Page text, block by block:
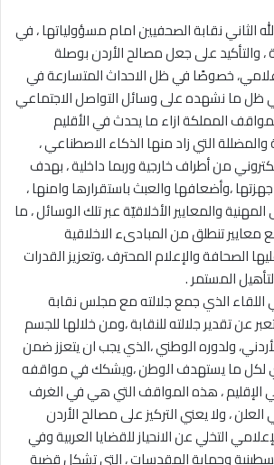
الثاني نقابة الصحفيين امام مسؤولياتها ، في
، والتأكيد على جعل مصالح الأردن بوصلة
خصوصًا في ظل الاحداث المتسارعة في
ظل ما نشهده على وسائل التواصل الاجتماعي
المملكة ازاء ما يحدث في الأقليم
والمضللة التي زاد منها الذكاء الاصطناعي ،
من أطراف خارجية وربما داخلية ، بهدف
،وأضعافها والعبث باستقرارها وامنها ،
والمعايير الأخلاقيّة عبر تلك الوسائل ، ما
تنطلق من المبادىء الاخلاقية
الصحافة والإعلام المحترف ،وتعزيز القدرات
المستمر .
اللقاء الذي جمع جلالته مع مجلس نقابة
عن تقدير جلالته للنقابة ،ومن خلالها للجسم
ولدوره الوطني ،الذي يجب ان يتعزز ضمن
لكل ما يستهدف الوطن ،ويشكك في مواقفه
الإقليم ، هذه المواقف التي هي في الغرف
، ولا يعني التركيز على مصالح الأردن
التخلي عن الانحياز للقضايا العربية وفي
وحماية المقدسات ، التي تشكل قضية